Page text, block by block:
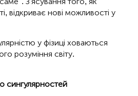
відкриває нові можливості у
у фізиці ховаються
розуміння світу.
сингулярностей